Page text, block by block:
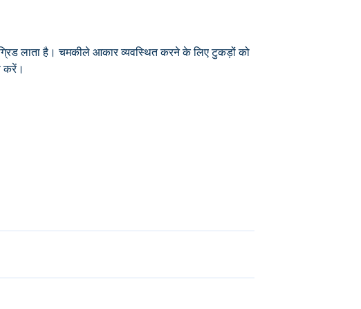
लाता है। चमकीले आकार व्यवस्थित करने के लिए टुकड़ों को
करें।